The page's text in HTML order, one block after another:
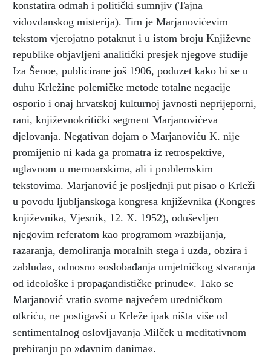
konstatira odmah i politički sumnjiv (Tajna
vidovdanskog misterija). Tim je Marjanovićevim
tekstom vjerojatno potaknut i u istom broju Književne
republike objavljeni analitički presjek njegove studije
Iza Šenoe, publicirane još 1906, poduzet kako bi se u
duhu Krležine polemičke metode totalne negacije
osporio i onaj hrvatskoj kulturnoj javnosti neprijeporni,
rani, književnokritički segment Marjanovićeva
djelovanja. Negativan dojam o Marjanoviću K. nije
promijenio ni kada ga promatra iz retrospektive,
uglavnom u memoarskima, ali i problemskim
tekstovima. Marjanović je posljednji put pisao o Krleži
u povodu ljubljanskoga kongresa književnika (Kongres
književnika, Vjesnik, 12. X. 1952), oduševljen
njegovim referatom kao programom »razbijanja,
razaranja, demoliranja moralnih stega i uzda, obzira i
zabluda«, odnosno »oslobađanja umjetničkog stvaranja
od ideološke i propagandističke prinude«. Tako se
Marjanović vratio svome najvećem uredničkom
otkriću, ne postigavši u Krleže ipak ništa više od
sentimentalnog oslovljavanja Milček u meditativnom
prebiranju po »davnim danima«.